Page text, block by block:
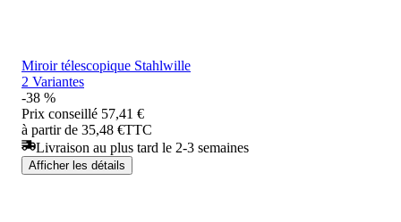
Miroir télescopique Stahlwille
2 Variantes
-38 %
Prix conseillé 57,41 €
à partir de 35,48 €TTC
Livraison au plus tard le 2-3 semaines
Afficher les détails